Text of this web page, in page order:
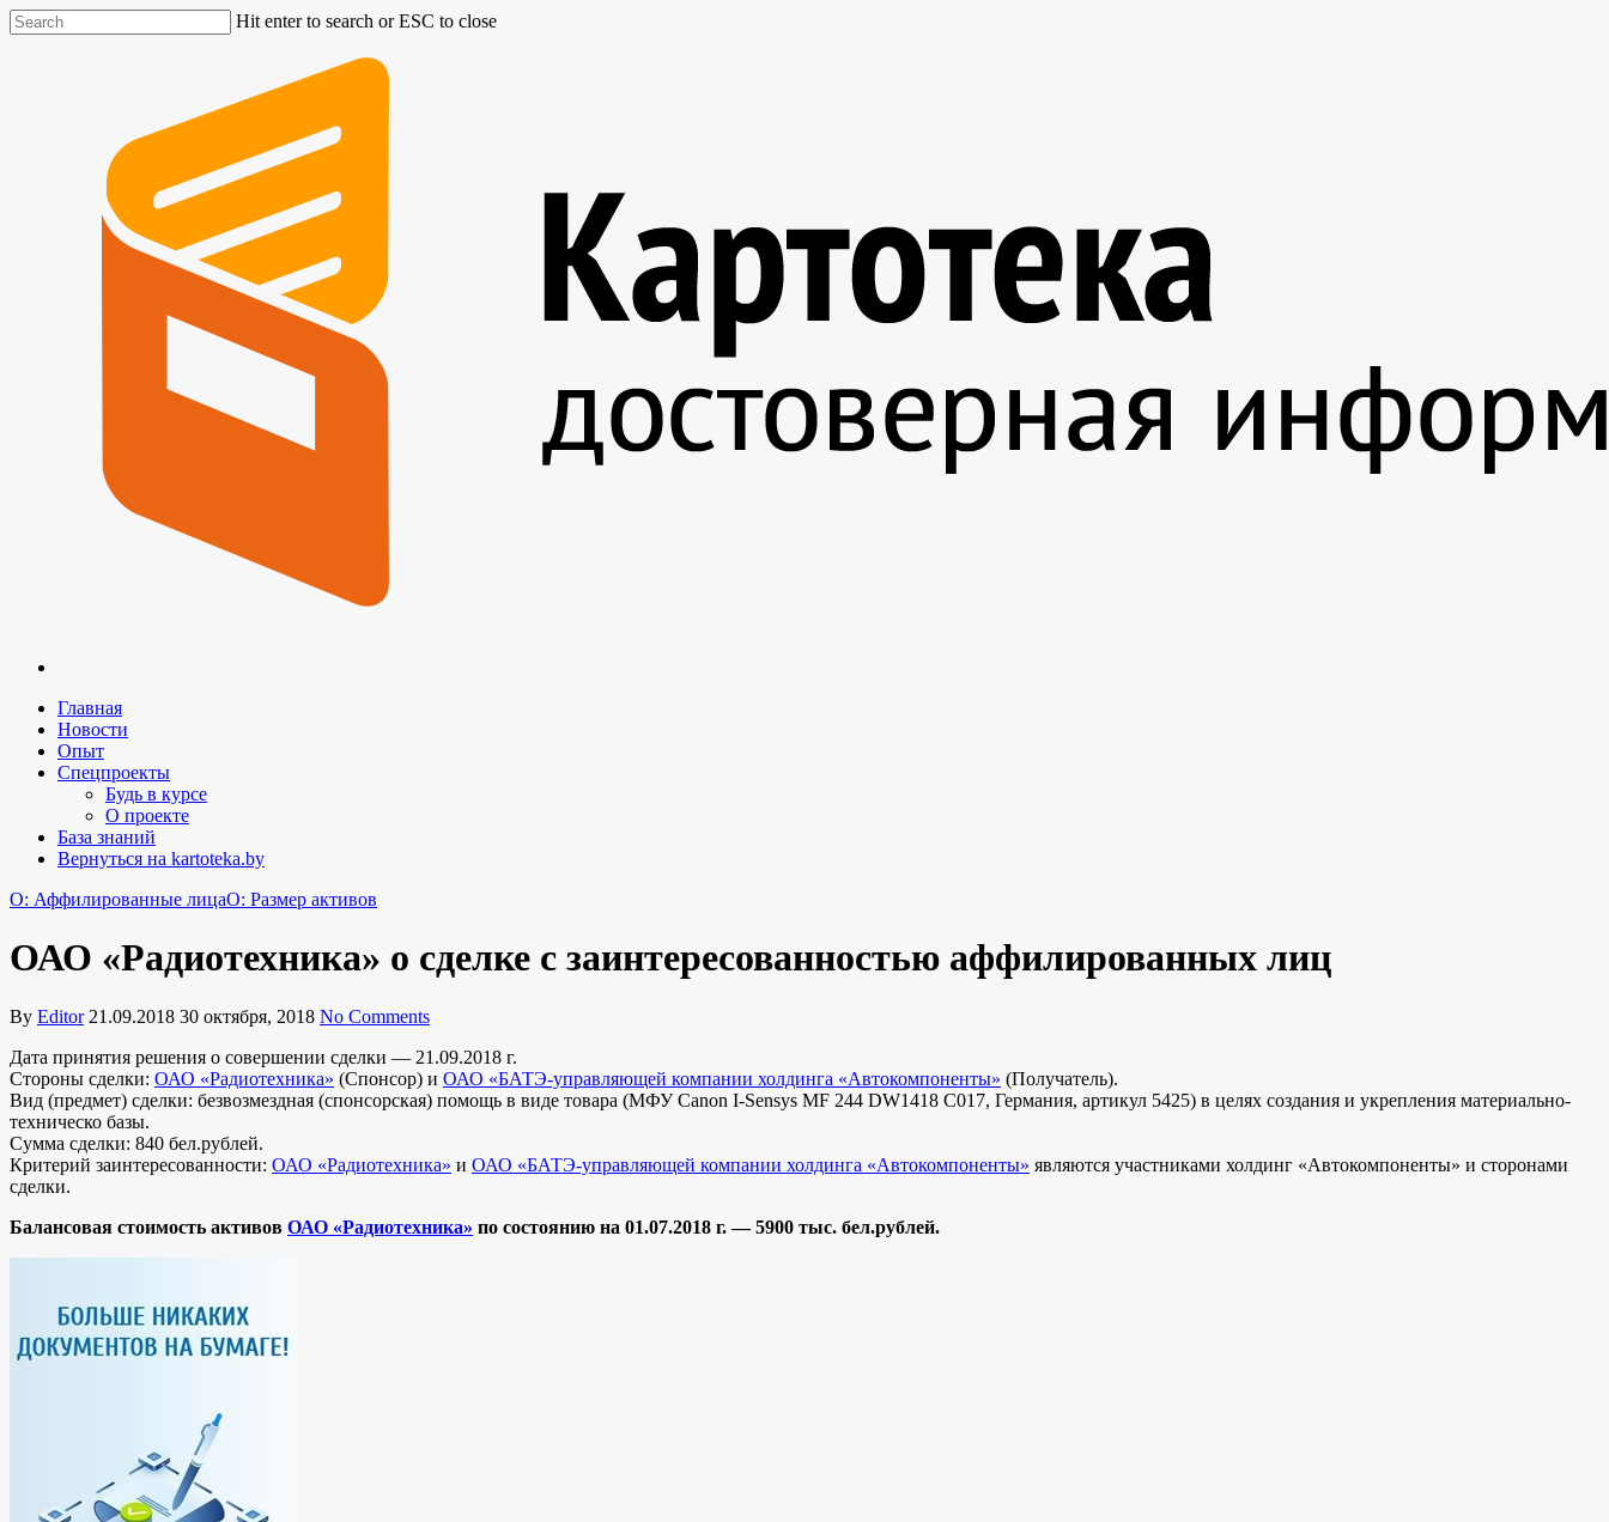
Hit enter to search or ESC to close
Главная
Новости
Опыт
Спецпроекты
Будь в курсе
О проекте
База знаний
Вернуться на kartoteka.by
O: Аффилированные лицаO: Размер активов
ОАО «Радиотехника» о сделке с заинтересованностью аффилированных лиц
By Editor 21.09.2018 30 октября, 2018 No Comments
Дата принятия решения о совершении сделки — 21.09.2018 г.
Стороны сделки: ОАО «Радиотехника» (Спонсор) и ОАО «БАТЭ-управляющей компании холдинга «Автокомпоненты» (Получатель).
Вид (предмет) сделки: безвозмездная (спонсорская) помощь в виде товара (МФУ Canon I-Sensys MF 244 DW1418 C017, Германия, артикул 5425) в целях создания и укрепления материально-
техническо базы.
Сумма сделки: 840 бел.рублей.
Критерий заинтересованности: ОАО «Радиотехника» и ОАО «БАТЭ-управляющей компании холдинга «Автокомпоненты» являются участниками холдинг «Автокомпоненты» и сторонами
сделки.
Балансовая стоимость активов ОАО «Радиотехника» по состоянию на 01.07.2018 г. — 5900 тыс. бел.рублей.